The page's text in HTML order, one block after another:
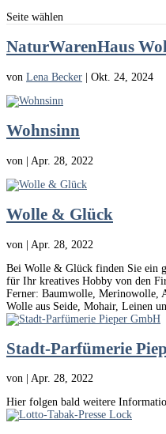
Seite wählen
NaturWarenHaus
von Lena Becker Okt. 24, 2024
Wohnsinn
von | Apr. 28, 2022
Wolle & Glück
von | Apr. 28, 2022
Bei Wolle & Glück finden Sie ein
für Ihr kreatives Hobby von den
Ferner: Baumwolle, Merinowolle,
Wolle aus Seide, Mohair, Leinen
Stadt-Parfümerie
von
Apr. 28, 2022
Hier folgen bald weitere